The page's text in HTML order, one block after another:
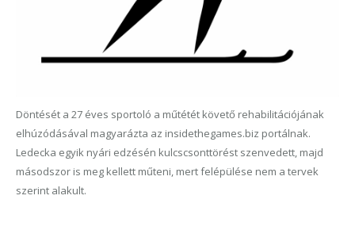
Döntését a 27 éves sportoló a műtétét követő rehabilitációjának
elhúzódásával magyarázta az insidethegames.biz portálnak.
Ledecka egyik nyári edzésén kulcscsonttörést szenvedett, majd
másodszor is meg kellett műteni, mert felépülése nem a tervek
szerint alakult.